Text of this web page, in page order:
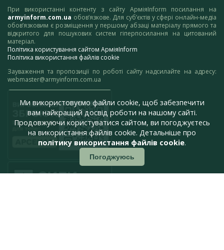
При використанні контенту з сайту АрміяInform посилання на
armyinform.com.ua обов’язкове. Для суб’єктів у сфері онлайн-медіа
обов’язковим є розміщення у першому абзаці матеріалу прямого та
відкритого для пошукових систем гіперпосилання на цитований
матеріал.
Політика користування сайтом АрміяInform
Політика використання файлів cookie
Зауваження та пропозиції по роботі сайту надсилайте на адресу:
webmaster@armyinform.com.ua
Ми використовуємо файли cookie, щоб забезпечити
вам найкращий досвід роботи на нашому сайті.
Продовжуючи користуватися сайтом, ви погоджуєтесь
на використання файлів cookie. Детальніше про
політику використання файлів cookie.
Погоджуюсь